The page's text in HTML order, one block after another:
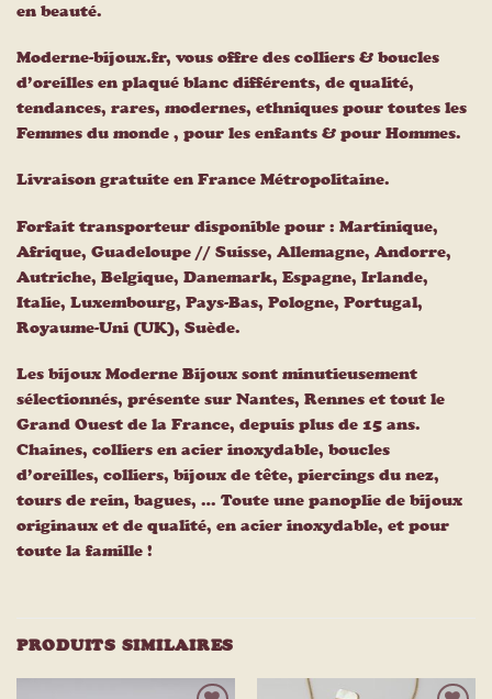
en beauté.
Moderne-bijoux.fr, vous offre des colliers & boucles
d’oreilles en plaqué blanc différents, de qualité,
tendances, rares, modernes, ethniques pour toutes les
Femmes du monde , pour les enfants & pour Hommes.
Livraison gratuite en France Métropolitaine.
Forfait transporteur disponible pour : Martinique,
Afrique, Guadeloupe // Suisse, Allemagne, Andorre,
Autriche, Belgique, Danemark, Espagne, Irlande,
Italie, Luxembourg, Pays-Bas, Pologne, Portugal,
Royaume-Uni (UK), Suède.
Les bijoux Moderne Bijoux sont minutieusement
sélectionnés, présente sur Nantes, Rennes et tout le
Grand Ouest de la France, depuis plus de 15 ans.
Chaines, colliers en acier inoxydable, boucles
d’oreilles, colliers, bijoux de tête, piercings du nez,
tours de rein, bagues, … Toute une panoplie de bijoux
originaux et de qualité, en acier inoxydable, et pour
toute la famille !
PRODUITS SIMILAIRES